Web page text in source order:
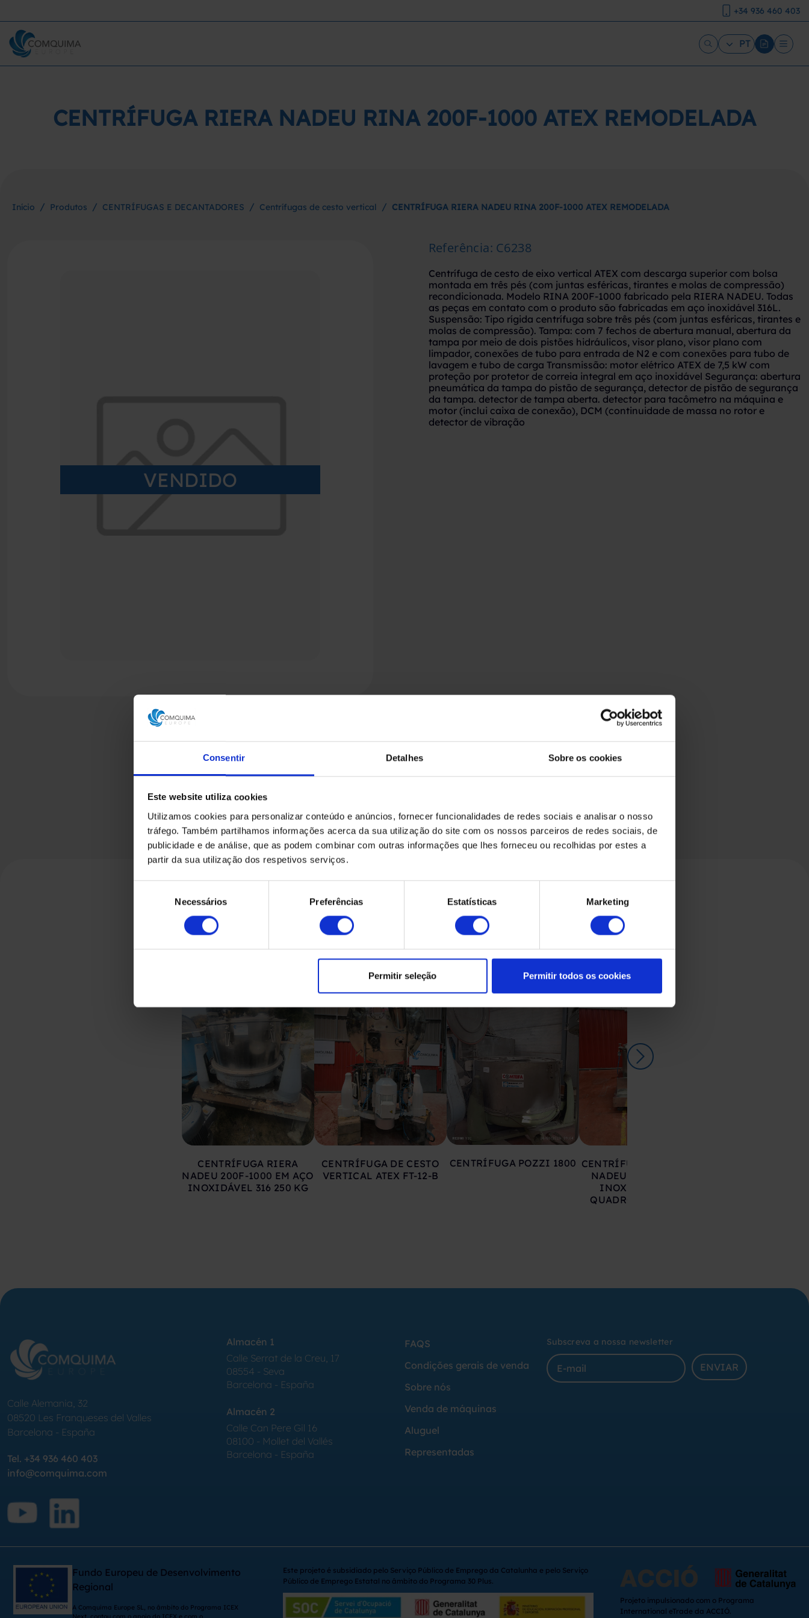
Consentir Detalhes Sobre os cookies
Este website utiliza cookies
Utilizamos cookies para personalizar conteúdo e anúncios, fornecer funcionalidades de redes sociais e analisar o nosso
tráfego. Também partilhamos informações acerca da sua utilização do site com os nossos parceiros de redes sociais, de
publicidade e de análise, que as podem combinar com outras informações que lhes forneceu ou recolhidas por estes a
partir da sua utilização dos respetivos serviços.
consentimento
Necessários Preferências Estatísticas Marketing
Permitir seleção Permitir todos os cookies
+34 936 460 403
PT
CENTRÍFUGA RIERA NADEU RINA 200F-1000 ATEX REMODELADA
Início / Produtos / CENTRÍFUGAS E DECANTADORES / Centrífugas de cesto vertical / CENTRÍFUGA RIERA NADEU RINA 200F-1000 ATEX REMODELADA
VENDIDO
Referência: C6238
Centrífuga de cesto de eixo vertical ATEX com descarga superior com bolsa
montada em três pés (com juntas esféricas, tirantes e molas de compressão)
recondicionada. Modelo RINA 200F-1000 fabricado pela RIERA NADEU. Todas
as peças em contato com o produto são fabricadas em aço inoxidável 316L.
Suspensão: Tipo rígida centrífuga sobre três pés (com juntas esféricas, tirantes e
molas de compressão). Tampa: com 7 fechos de abertura manual, abertura da
tampa por meio de dois pistões hidráulicos, visor plano, visor plano com
limpador, conexões de tubo para entrada de N2 e com conexões para tubo de
lavagem e tubo de carga Transmissão: motor elétrico ATEX de 7,5 kW com
proteção por protetor de correia integral em aço inoxidável Segurança: abertura
pneumática da tampa do pistão de segurança, detector de pistão de segurança
da tampa. detector de tampa aberta. detector para tacômetro na máquina e
motor (inclui caixa de conexão), DCM (continuidade de massa no rotor e
detector de vibração
Produtos Relacionados
CENTRÍFUGA RIERA
NADEU 200F-1000 EM AÇO
INOXIDÁVEL 316 250 KG
CENTRÍFUGA DE CESTO
VERTICAL ATEX FT-12-B
CENTRÍFUGA POZZI 1800 CENTRÍFUGA ATEX RIERA
NADEU 100F-600 AÇO
INOXIDÁVEL COM
QUADROS ELÉTRICOS
Calle Alemania, 32
08520 Les Franqueses del Valles
Barcelona - España
Tel. +34 936 460 403
info@comquima.com
Almacén 1
Calle Serrat de la Creu, 17
08554 - Seva
Barcelona - España
Almacén 2
Calle Can Pere Gil 16
08100 - Mollet del Vallés
Barcelona - España
FAQS
Condições gerais de venda
Sobre nós
Venda de máquinas
Aluguel
Representadas
Subscreva a nossa newsletter
ENVIAR
Fundo Europeu de Desenvolvimento
Regional
A Comquima Europe SL, no âmbito do Programa ICEX
Este projeto é subsidiado pelo Serviço Público de Emprego da Catalunha e pelo Serviço
Público de Emprego Estatal no âmbito do Programa 30 Plus.
Projeto impulsionado com o Programa
International eTrade da ACCIÓ.